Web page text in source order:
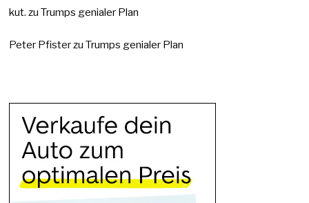
kut. zuTrumps genialer Plan
Peter PfisterzuTrumps genialer Plan